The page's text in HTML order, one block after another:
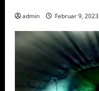
admin Februar 9, 2023